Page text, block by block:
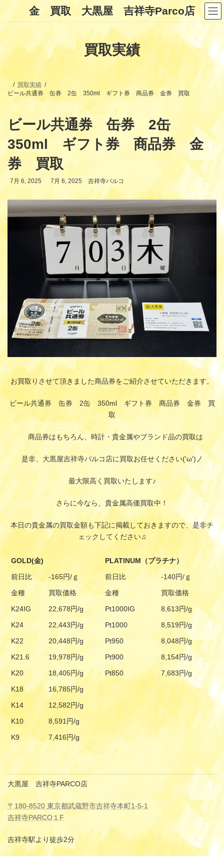
ン
キ
ッ
ー
に
移
金 買取 大黒屋 吉祥寺Parco店
買取実績
買取実績
ビール共通券 缶券 2缶 350ml ギフト券 商品券 金券 買取
ビール共通券 缶券 2缶
350ml ギフト券 商品券 金
券 買取
7月 6, 2025
最
新
日
時
7月 6, 2025 吉祥寺パルコ
お買取りさせて頂きました商品券をご紹介させていただきます。
ビール共通券 缶券 2缶 350ml ギフト券 商品券 金券 買
取
商品券はもちろん、時計・貴金属やブランド品の買取は
是非、大黒屋吉祥寺パルコ店に買取お任せください('ω')ノ
最大限高く買取いたします♪
さらに今なら、貴金属高価買取中！
本日の貴金属の買取金額も下記に掲載しておきますので、是非チ
ェックしてください♫
GOLD(金)
PLATINUM（プラチナ）
前日比
-165円/ｇ 前日比
-140円/ｇ
金種
買取価格 金種
買取価格
K24IG
22,678円/g Pt1000IG
8,613円/g
K24
22,443円/g Pt1000
8,519円/g
K22
20,448円/g Pt950
8,048円/g
K21.6
19,978円/g Pt900
8,154円/g
K20
18,405円/g Pt850
7,683円/g
K18
16,785円/g
K14
12,582円/g
K10
8,591円/g
K9
7,416円/g
大黒屋 吉祥寺PARCO店
〒180-8520 東京都武蔵野市吉祥寺本町1-5-1
吉祥寺PARCO１F
吉祥寺駅より徒歩2分